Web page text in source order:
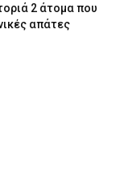
2 άτομα που
απάτες